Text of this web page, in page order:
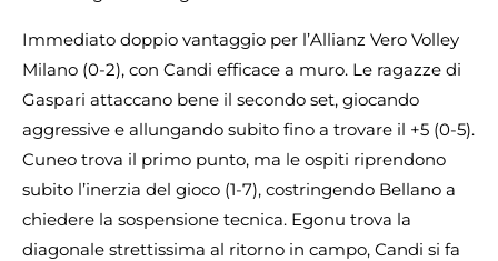
Immediato doppio vantaggio per l’Allianz Vero Volley
Milano (0-2), con Candi efficace a muro. Le ragazze di
Gaspari attaccano bene il secondo set, giocando
aggressive e allungando subito fino a trovare il +5 (0-5).
Cuneo trova il primo punto, ma le ospiti riprendono
subito l’inerzia del gioco (1-7), costringendo Bellano a
chiedere la sospensione tecnica. Egonu trova la
diagonale strettissima al ritorno in campo, Candi si fa